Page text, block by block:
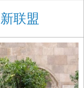
联盟